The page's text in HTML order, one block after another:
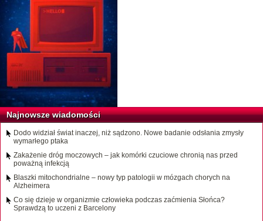
Najnowsze wiadomości
Dodo widział świat inaczej, niż sądzono. Nowe badanie odsłania zmysły
wymarłego ptaka
Zakażenie dróg moczowych – jak komórki czuciowe chronią nas przed
poważną infekcją
Blaszki mitochondrialne – nowy typ patologii w mózgach chorych na
Alzheimera
Co się dzieje w organizmie człowieka podczas zaćmienia Słońca?
Sprawdzą to uczeni z Barcelony